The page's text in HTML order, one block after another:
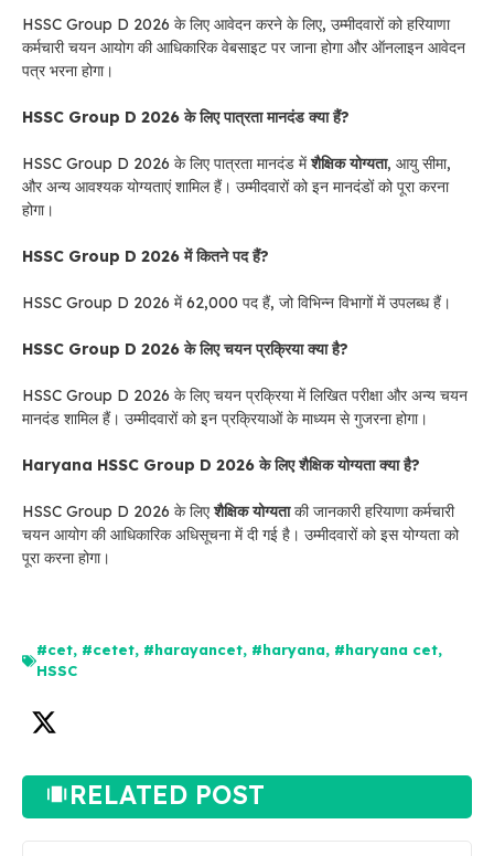
HSSC Group D 2026 के लिए आवेदन करने के लिए, उम्मीदवारों को हरियाणा
कर्मचारी चयन आयोग की आधिकारिक वेबसाइट पर जाना होगा और ऑनलाइन आवेदन
पत्र भरना होगा।
HSSC Group D 2026 के लिए पात्रता मानदंड क्या हैं?
HSSC Group D 2026 के लिए पात्रता मानदंड मेंशैक्षिक योग्यता, आयु सीमा,
और अन्य आवश्यक योग्यताएं शामिल हैं। उम्मीदवारों को इन मानदंडों को पूरा करना
होगा।
HSSC Group D 2026 में कितने पद हैं?
HSSC Group D 2026 में 62,000 पद हैं, जो विभिन्न विभागों में उपलब्ध हैं।
HSSC Group D 2026 के लिए चयन प्रक्रिया क्या है?
HSSC Group D 2026 के लिए चयन प्रक्रिया में लिखित परीक्षा और अन्य चयन
मानदंड शामिल हैं। उम्मीदवारों को इन प्रक्रियाओं के माध्यम से गुजरना होगा।
Haryana HSSC Group D 2026 के लिए शैक्षिक योग्यता क्या है?
HSSC Group D 2026 के लिएशैक्षिक योग्यताकी जानकारी हरियाणा कर्मचारी
चयन आयोग की आधिकारिक अधिसूचना में दी गई है। उम्मीदवारों को इस योग्यता को
पूरा करना होगा।
#cet, #cetet, #harayancet, #haryana, #haryana cet,
HSSC
RELATED POST